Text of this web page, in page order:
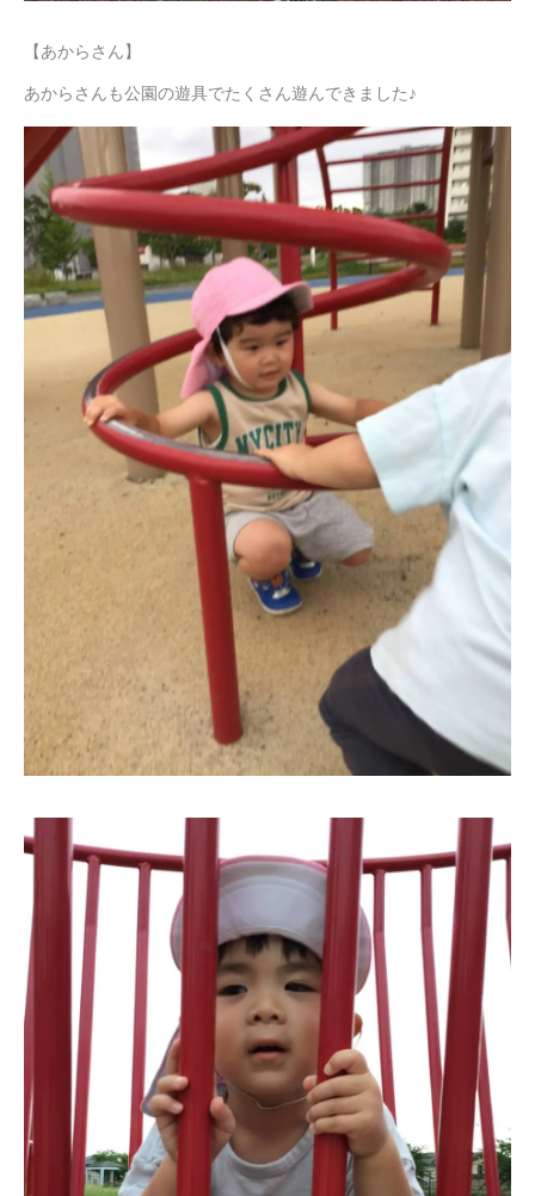
【あからさん】
あからさんも公園の遊具でたくさん遊んできました♪